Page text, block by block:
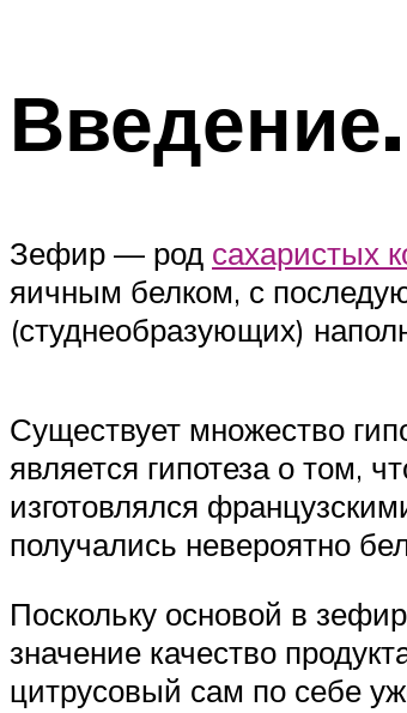
Введение.
Зефир — род сахаристых
яичным белком, с
(студнеобразующих)
Существует множество
является гипотеза о том,
изготовлялся
получались невероятно
Поскольку основой в
значение качество
цитрусовый сам по себе